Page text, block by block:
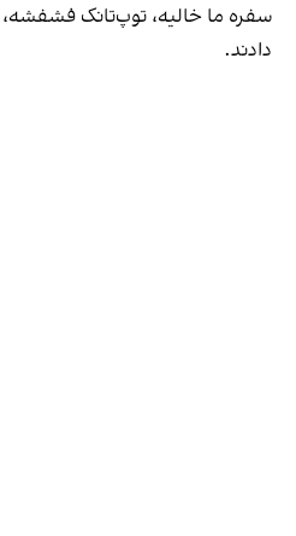
سفره ما خالیه، توپ‌تانک
دادند.